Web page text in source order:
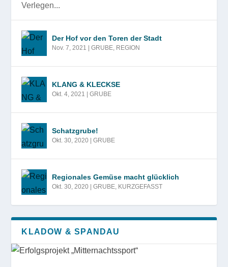
Verlegen...
Der Hof vor den Toren der Stadt
Nov. 7, 2021 |GRUBE, REGION
KLANG & KLECKSE
Okt. 4, 2021 |GRUBE
Schatzgrube!
Okt. 30, 2020 |GRUBE
Regionales Gemüse macht glücklich
Okt. 30, 2020 |GRUBE, KURZGEFASST
KLADOW & SPANDAU